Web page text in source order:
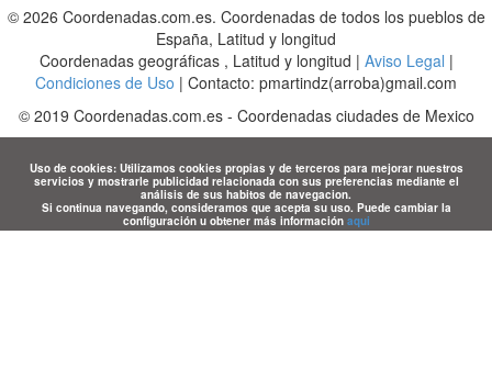
© 2026 Coordenadas.com.es. Coordenadas de todos los pueblos de
España, Latitud y longitud
Coordenadas geográficas , Latitud y longitud | Aviso Legal |
Condiciones de Uso | Contacto: pmartindz(arroba)gmail.com
© 2019 Coordenadas.com.es- Coordenadas ciudades de Mexico
Uso de cookies: Utilizamos cookies propias y de terceros para mejorar nuestros
servicios y mostrarle publicidad relacionada con sus preferencias mediante el
análisis de sus habitos de navegacion.
Si continua navegando, consideramos que acepta su uso. Puede cambiar la
configuración u obtener más información aqui